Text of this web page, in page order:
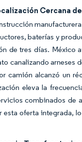
Cercana
baterías y
de tres días. México
canalizando arneses
camión alcanzó un
eleva la
combinados de
esta oferta integrada,